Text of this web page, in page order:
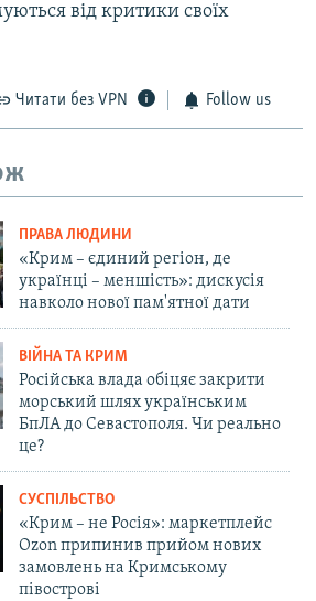
від критики своїх
Читати без VPN Follow us
ПРАВА ЛЮДИНИ
«Крим – єдиний регіон, де
українці – меншість»: дискусія
навколо нової пам'ятної дати
ВІЙНА ТА КРИМ
Російська влада обіцяє закрити
морський шлях українським
БпЛА до Севастополя. Чи реально
це?
СУСПІЛЬСТВО
«Крим – не Росія»: маркетплейс
Ozon припинив прийом нових
замовлень на Кримському
півострові